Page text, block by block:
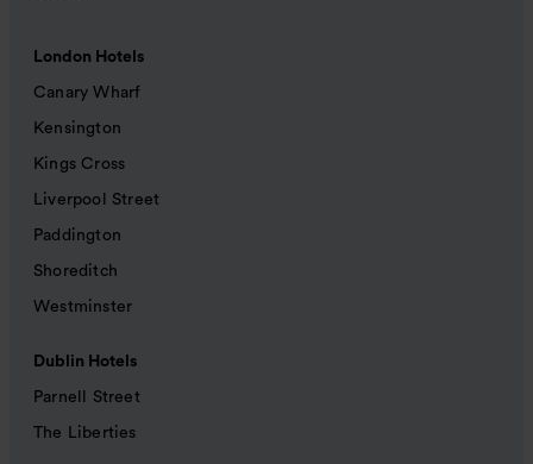
London Hotels
Canary Wharf
Kensington
Kings Cross
Liverpool Street
Paddington
Shoreditch
Westminster
Dublin Hotels
Parnell Street
The Liberties